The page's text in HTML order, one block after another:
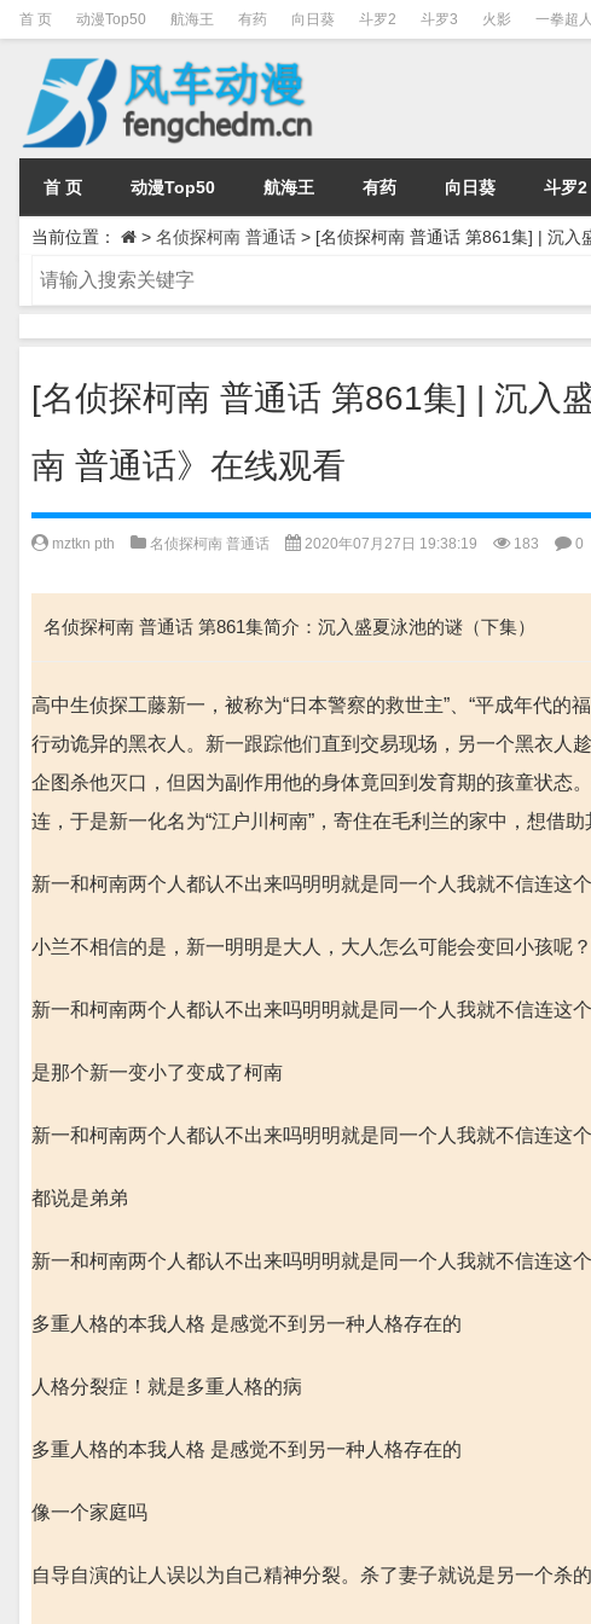
首 页 动漫Top50 航海王 有药 向日葵 斗罗2 斗罗3 火影 一拳超人
首 页 动漫Top50 航海王 有药 向日葵 斗罗2
当前位置： > 名侦探柯南 普通话 > [名侦探柯南 普通话 第861集] | 沉入
[名侦探柯南 普通话 第861集] | 沉入
南 普通话》在线观看
mztkn pth 名侦探柯南 普通话 2020年07月27日 19:38:19 183 0
名侦探柯南 普通话 第861集简介：沉入盛夏泳池的谜（下集）
高中生侦探工藤新一，被称为“日本警察的救世主”、“平成年代
行动诡异的黑衣人。新一跟踪他们直到交易现场，另一个黑衣人
企图杀他灭口，但因为副作用他的身体竟回到发育期的孩童状态
连，于是新一化名为“江户川柯南”，寄住在毛利兰的家中，想借
新一和柯南两个人都认不出来吗明明就是同一个人我就不信连这
小兰不相信的是，新一明明是大人，大人怎么可能会变回小孩呢
新一和柯南两个人都认不出来吗明明就是同一个人我就不信连这
是那个新一变小了变成了柯南
新一和柯南两个人都认不出来吗明明就是同一个人我就不信连这
都说是弟弟
新一和柯南两个人都认不出来吗明明就是同一个人我就不信连这
多重人格的本我人格 是感觉不到另一种人格存在的
人格分裂症！就是多重人格的病
多重人格的本我人格 是感觉不到另一种人格存在的
像一个家庭吗
自导自演的让人误以为自己精神分裂。杀了妻子就说是另一个杀